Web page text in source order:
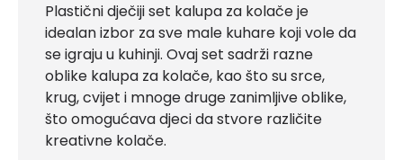
Plastični dječiji set kalupa za kolače je
idealan izbor za sve male kuhare koji vole da
se igraju u kuhinji. Ovaj set sadrži razne
oblike kalupa za kolače, kao što su srce,
krug, cvijet i mnoge druge zanimljive oblike,
što omogućava djeci da stvore različite
kreativne kolače.